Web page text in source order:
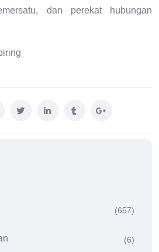
dan perekat hubungan
(657)
(6)